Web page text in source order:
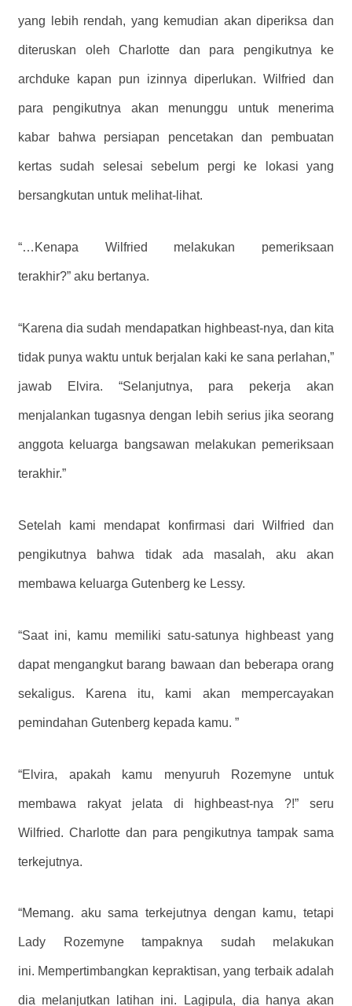
yang lebih rendah, yang kemudian akan diperiksa dan
diteruskan oleh Charlotte dan para pengikutnya ke
archduke kapan pun izinnya diperlukan. Wilfried dan
para pengikutnya akan menunggu untuk menerima
kabar bahwa persiapan pencetakan dan pembuatan
kertas sudah selesai sebelum pergi ke lokasi yang
bersangkutan untuk melihat-lihat.
“…Kenapa Wilfried melakukan pemeriksaan
terakhir?” aku bertanya.
“Karena dia sudah mendapatkan highbeast-nya, dan kita
tidak punya waktu untuk berjalan kaki ke sana perlahan,”
jawab Elvira. “Selanjutnya, para pekerja akan
menjalankan tugasnya dengan lebih serius jika seorang
anggota keluarga bangsawan melakukan pemeriksaan
terakhir.”
Setelah kami mendapat konfirmasi dari Wilfried dan
pengikutnya bahwa tidak ada masalah, aku akan
membawa keluarga Gutenberg ke Lessy.
“Saat ini, kamu memiliki satu-satunya highbeast yang
dapat mengangkut barang bawaan dan beberapa orang
sekaligus. Karena itu, kami akan mempercayakan
pemindahan Gutenberg kepada kamu. ”
“Elvira, apakah kamu menyuruh Rozemyne ​​untuk
membawa rakyat jelata di highbeast-nya ?!” seru
Wilfried. Charlotte dan para pengikutnya tampak sama
terkejutnya.
“Memang. aku sama terkejutnya dengan kamu, tetapi
Lady Rozemyne ​​tampaknya sudah melakukan
ini. Mempertimbangkan kepraktisan, yang terbaik adalah
dia melanjutkan latihan ini. Lagipula, dia hanya akan